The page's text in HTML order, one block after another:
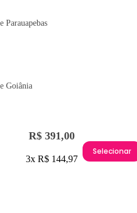
Parauapebas
Goiânia
R$ 391,00
3x R$ 144,97
Selecionar